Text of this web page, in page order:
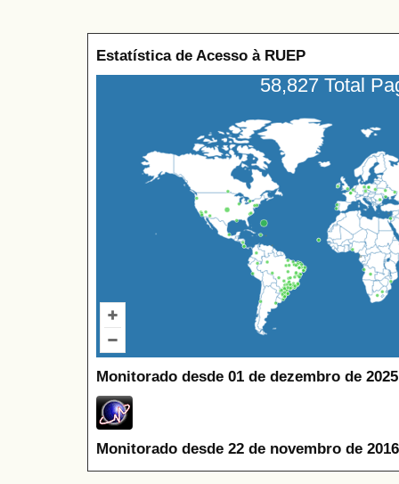
Estatística de Acesso à RUEP
58,827 Total
Monitorado desde 01 de dezembro de
Monitorado desde 22 de novembro de